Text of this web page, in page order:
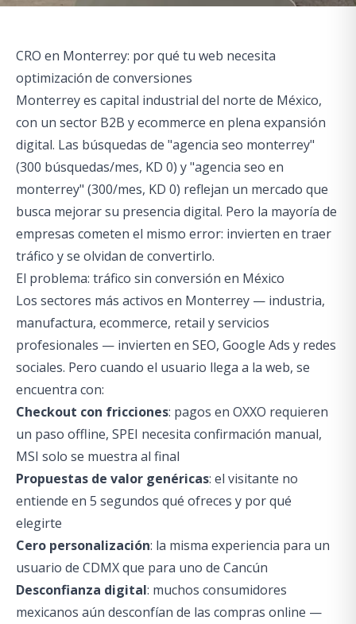
CRO en Monterrey: por qué tu web necesita
optimización de conversiones
Monterrey es capital industrial del norte de México,
con un sector B2B y ecommerce en plena expansión
digital. Las búsquedas de "agencia seo monterrey"
(300 búsquedas/mes, KD 0) y "agencia seo en
monterrey" (300/mes, KD 0) reflejan un mercado que
busca mejorar su presencia digital. Pero la mayoría de
empresas cometen el mismo error: invierten en traer
tráfico y se olvidan de convertirlo.
El problema: tráfico sin conversión en México
Los sectores más activos en Monterrey — industria,
manufactura, ecommerce, retail y servicios
profesionales — invierten en SEO, Google Ads y redes
sociales. Pero cuando el usuario llega a la web, se
encuentra con:
Checkout con fricciones: pagos en OXXO requieren
un paso offline, SPEI necesita confirmación manual,
MSI solo se muestra al final
Propuestas de valor genéricas: el visitante no
entiende en 5 segundos qué ofreces y por qué
elegirte
Cero personalización: la misma experiencia para un
usuario de CDMX que para uno de Cancún
Desconfianza digital: muchos consumidores
mexicanos aún desconfían de las compras online —